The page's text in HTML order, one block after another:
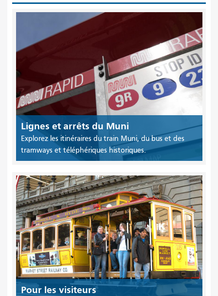
Lignes et arrêts du Muni
Explorez les itinéraires du train Muni, du bus et des
tramways et téléphériques historiques.
Pour les visiteurs